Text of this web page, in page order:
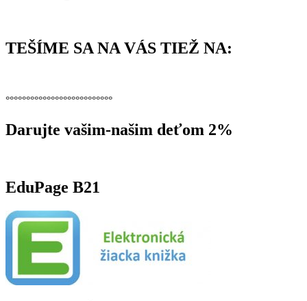
TEŠÍME SA NA VÁS TIEŽ NA:
°°°°°°°°°°°°°°°°°°°°°°°°°°
Darujte vašim-našim deťom 2%
EduPage B21